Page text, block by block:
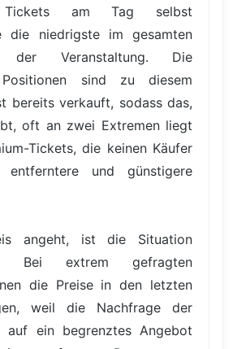
Tickets am Tag selbst
die niedrigste im gesamten
der Veranstaltung. Die
sind zu diesem
bereits verkauft, sodass das,
oft an zwei Extremen liegt
Tickets, die keinen Käufer
und günstigere
angeht, ist die Situation
Bei extrem gefragten
die Preise in den letzten
weil die Nachfrage der
auf ein begrenztes Angebot